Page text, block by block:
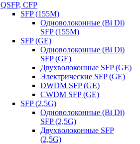
QSFP, CFP
SFP (155M)
Одноволоконные (Bi Di)
SFP (155M)
SFP (GE)
Одноволоконные (Bi Di)
SFP (GE)
Двухволоконные SFP (GE)
Электрические SFP (GE)
DWDM SFP (GE)
CWDM SFP (GE)
SFP (2,5G)
Одноволоконные (Bi Di)
SFP (2,5G)
Двухволоконные SFP
(2,5G)